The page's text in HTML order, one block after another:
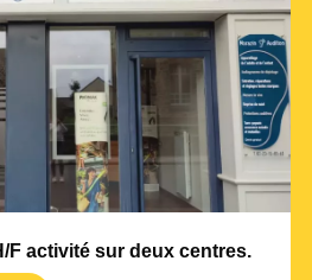
activité sur deux centres.